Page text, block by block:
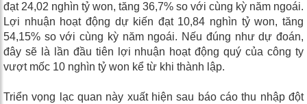
đạt 24,02 nghìn tỷ won, tăng 36,7% so với cùng kỳ năm ngoái.
Lợi nhuận hoạt động dự kiến ​​đạt 10,84 nghìn tỷ won, tăng
54,15% so với cùng kỳ năm ngoái. Nếu đúng như dự đoán,
đây sẽ là lần đầu tiên lợi nhuận hoạt động quý của công ty
vượt mốc 10 nghìn tỷ won kể từ khi thành lập.
Triển vọng lạc quan này xuất hiện sau báo cáo thu nhập đột